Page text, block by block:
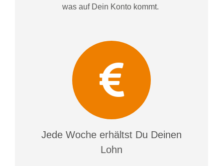
was auf Dein Konto kommt.
Jede Woche erhältst Du Deinen
Lohn